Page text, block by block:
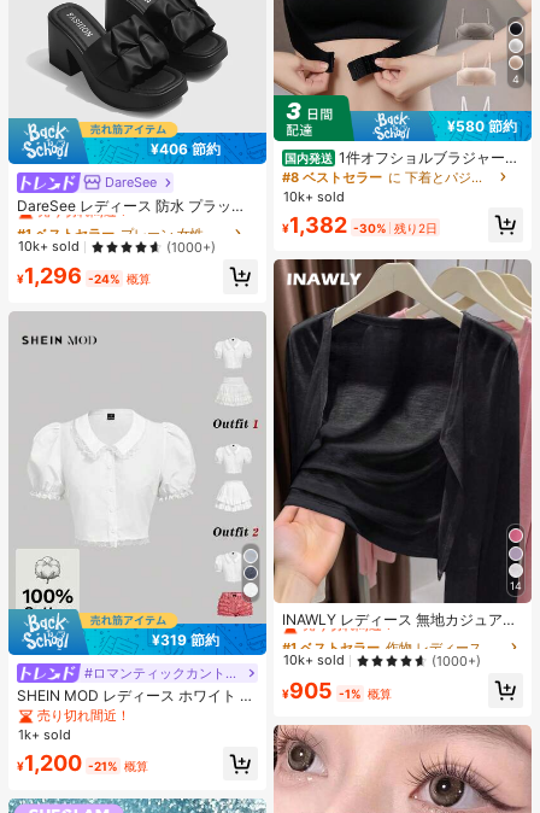
¥406 節約
DareSee
DareSee レディース 防水 プラット
フォーム 厚底サンダル オープントゥ
スリッポンシューズ 夏新作 チャンキ
ーハイヒール Y2Kスタイル 通学向け
#1 ベストセラー
売り切れ間近！
#1 ベストセラー
売り切れ間近！
#1 ベストセラー
売り切れ間近！
#1 ベストセラー
売り切れ間近！
10k+ sold (1000+)
¥1,296 -24% 概算
¥319 節約
#ロマンティックカントリー
SHEIN MOD レディース ホワイト 夏
用 かわいい エレガント ティーパー
ティー レース パフスリーブ シング
コートスタイル クロップトップ、ピ
ーターパンカラー Y2K
売り切れ間近！
1k+ sold
¥1,200 -21% 概算
4
¥580 節約
国内発送 1件オフショルブラジャー、
小胸用アップチューブトップ、 オフ
ショルインナー 、脇高 谷間メイク下
ャー
#8 ベストセラー
に 下着とパジャマ
10k+ sold
¥1,382 -30% 残り2日
14
INAWLY レディース 無地カジュアル
薄手カーディガン、春夏用
#1 ベストセラー
売り切れ間近！
#1 ベストセラー
売り切れ間近！
#1 ベストセラー
売り切れ間近！
#1 ベストセラー
売り切れ間近！
10k+ sold (1000+)
¥905 -1% 概算